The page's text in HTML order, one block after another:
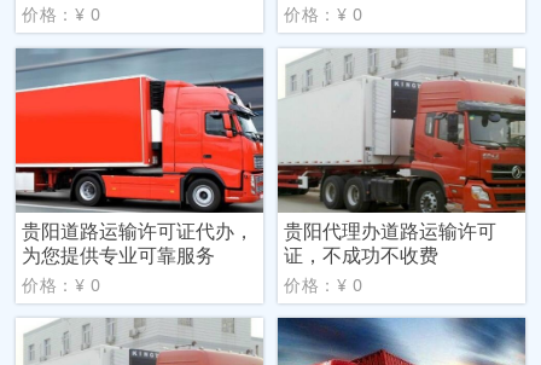
价格：¥ 0 价格：¥ 0
贵阳道路运输许可证代办，
为您提供专业可靠服务
价格：¥ 0
贵阳代理办道路运输许可
证，不成功不收费
价格：¥ 0